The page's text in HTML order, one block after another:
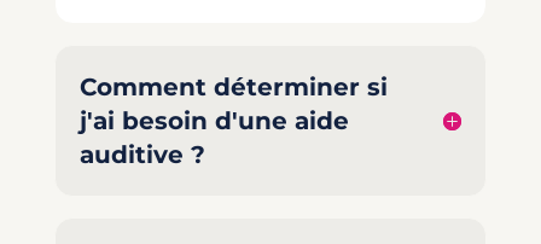
Comment déterminer si
j'ai besoin d'une aide
auditive ?